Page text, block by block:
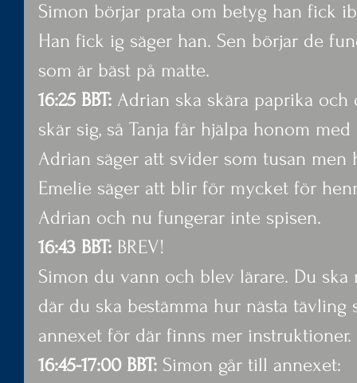
Simon börjar prata om betyg han fick
Han fick ig säger han. Sen börjar de
som är bäst på matte.
16:25 BBT: Adrian ska skära paprika
skär sig, så Tanja får hjälpa honom
Adrian säger att svider som tusan
Emelie säger att blir för mycket för
Adrian och nu fungerar inte spisen.
16:43 BBT: BREV!
Simon du vann och blev lärare. Du
där du ska bestämma hur nästa
annexet för där finns mer instruktioner.
16:45-17:00 BBT: Simon går till annexet: